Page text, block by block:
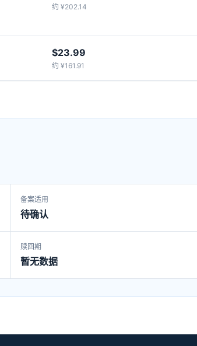
约 ¥202.14
$23.99
约 ¥161.91
备案适用
待确认
赎回期
暂无数据